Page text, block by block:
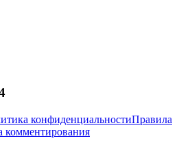
конфиденциальностиПравила
комментирования